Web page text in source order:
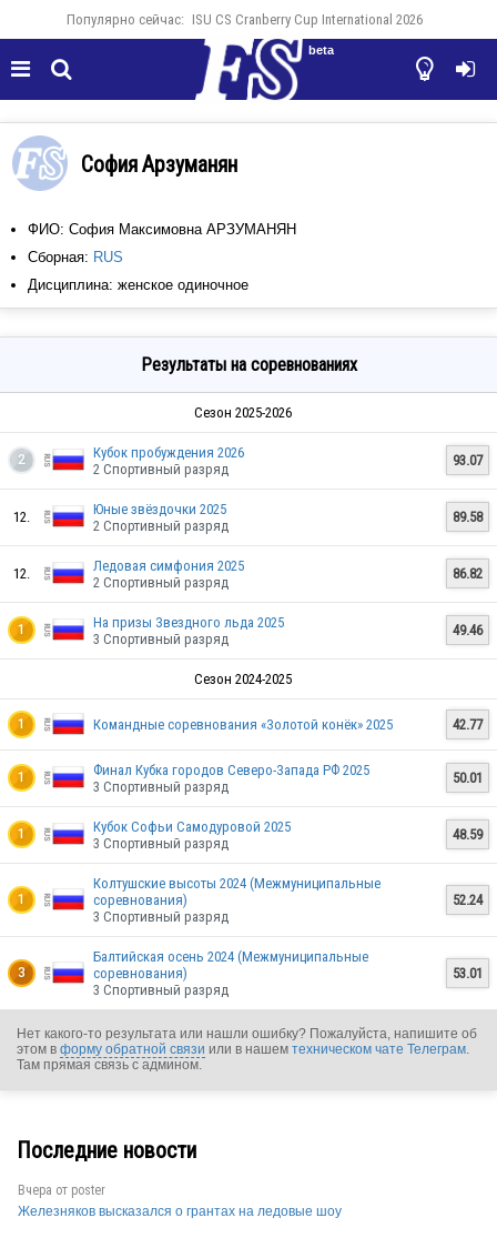
Популярно сейчас: ISU CS Cranberry Cup International 2026
  

beta
София Арзуманян
ФИО: София Максимовна АРЗУМАНЯН
Сборная: RUS
Дисциплина: женское одиночное
Результаты на соревнованиях
Сезон 2025-2026
2
RUS
Кубок пробуждения 2026
2 Спортивный разряд
93.07
12.
RUS
Юные звёздочки 2025
2 Спортивный разряд
89.58
12.
Ледовая симфония 2025
2 Спортивный разряд
86.82
1
RUS
На призы Звездного льда 2025
3 Спортивный разряд
49.46
Сезон 2024-2025
1
RUS
Командные соревнования «Золотой конёк» 2025 42.77
1
Финал Кубка городов Северо-Запада РФ 2025
3 Спортивный разряд
50.01
1
Кубок Софьи Самодуровой 2025
3 Спортивный разряд
48.59
1
Колтушские высоты 2024 (Межмуниципальные
соревнования)
3 Спортивный разряд
52.24
3
Балтийская осень 2024 (Межмуниципальные
соревнования)
3 Спортивный разряд
53.01
Нет какого-то результата или нашли ошибку? Пожалуйста, напишите об
этом в форму обратной связи или в нашем техническом чате Телеграм.
Там прямая связь с админом.
Последние новости
Вчера от poster
Железняков высказался о грантах на ледовые шоу